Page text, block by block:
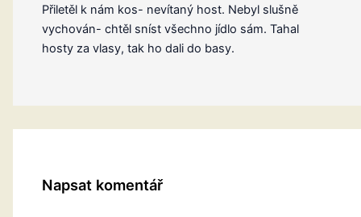
Přiletěl k nám kos- nevítaný host. Nebyl slušně
vychován- chtěl sníst všechno jídlo sám. Tahal
hosty za vlasy, tak ho dali do basy.
Napsat komentář